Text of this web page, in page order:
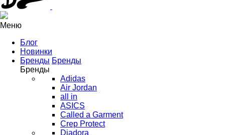
Меню
Блог
Новинки
Бренды Бренды
Бренды
Adidas
Air Jordan
all in
ASICS
Called a Garment
Crep Protect
Diadora